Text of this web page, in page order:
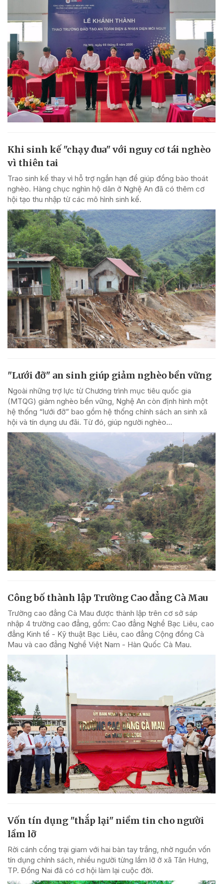
Khi sinh kế "chạy đua" với nguy cơ tái nghèo
vì thiên tai
Trao sinh kế thay vì hỗ trợ ngắn hạn để giúp đồng bào thoát
nghèo. Hàng chục nghìn hộ dân ở Nghệ An đã có thêm cơ
hội tạo thu nhập từ các mô hình sinh kế.
"Lưới đỡ" an sinh giúp giảm nghèo bền vững
Ngoài những trợ lực từ Chương trình mục tiêu quốc gia
(MTQG) giảm nghèo bền vững, Nghệ An còn định hình một
hệ thống “lưới đỡ” bao gồm hệ thống chính sách an sinh xã
hội và tín dụng ưu đãi. Từ đó, giúp người nghèo...
Công bố thành lập Trường Cao đẳng Cà Mau
Trường cao đẳng Cà Mau được thành lập trên cơ sở sáp
nhập 4 trường cao đẳng, gồm: Cao đẳng Nghề Bạc Liêu, cao
đẳng Kinh tế - Kỹ thuật Bạc Liêu, cao đẳng Cộng đồng Cà
Mau và cao đẳng Nghề Việt Nam - Hàn Quốc Cà Mau.
Vốn tín dụng "thắp lại" niềm tin cho người
lầm lỡ
Rời cánh cổng trại giam với hai bàn tay trắng, nhờ nguồn vốn
tín dụng chính sách, nhiều người từng lầm lỡ ở xã Tân Hưng,
TP. Đồng Nai đã có cơ hội làm lại cuộc đời.